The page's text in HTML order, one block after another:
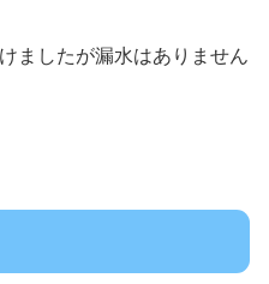
ましたが漏水はありません